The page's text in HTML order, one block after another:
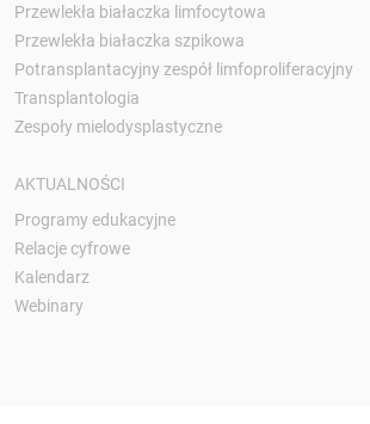
Przewlekła białaczka limfocytowa
Przewlekła białaczka szpikowa
Potransplantacyjny zespół limfoproliferacyjny
Transplantologia
Zespoły mielodysplastyczne
AKTUALNOŚCI
Programy edukacyjne
Relacje cyfrowe
Kalendarz
Webinary